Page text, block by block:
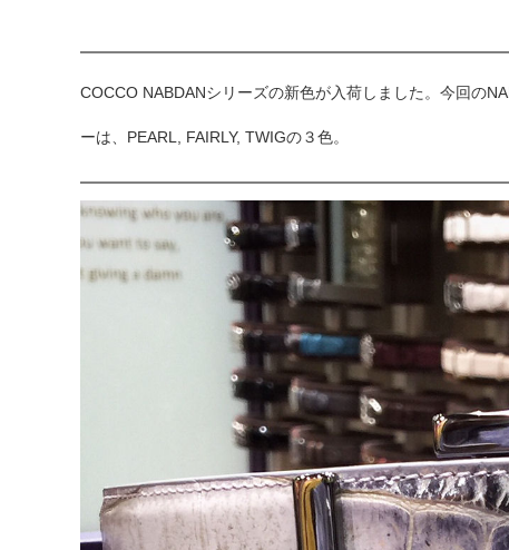
COCCO NABDANシリーズの新色が入荷しました。今回の
ーは、PEARL, FAIRLY, TWIGの３色。